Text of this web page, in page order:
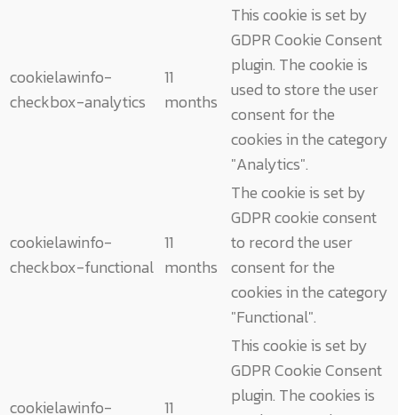
cookielawinfo-
checkbox-analytics
11
months
This cookie is set by
GDPR Cookie Consent
plugin. The cookie is
used to store the user
consent for the
cookies in the category
"Analytics".
cookielawinfo-
checkbox-functional
11
months
The cookie is set by
GDPR cookie consent
to record the user
consent for the
cookies in the category
"Functional".
cookielawinfo-
11
This cookie is set by
GDPR Cookie Consent
plugin. The cookies is